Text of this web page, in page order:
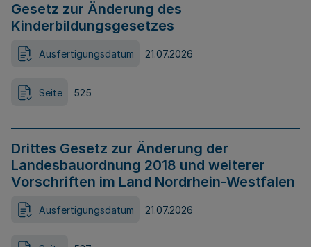
Gesetz zur Änderung des
Kinderbildungsgesetzes
Ausfertigungsdatum 21.07.2026
Seite 525
Drittes Gesetz zur Änderung der
Landesbauordnung 2018 und weiterer
Vorschriften im Land Nordrhein-Westfalen
Ausfertigungsdatum 21.07.2026